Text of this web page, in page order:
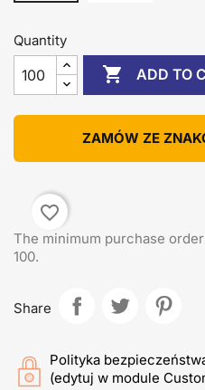
Quantity
 ADD TO
ZAMÓW ZE
favorite_border
The minimum purchase
100.
Share
Polityka
(edytuj w module